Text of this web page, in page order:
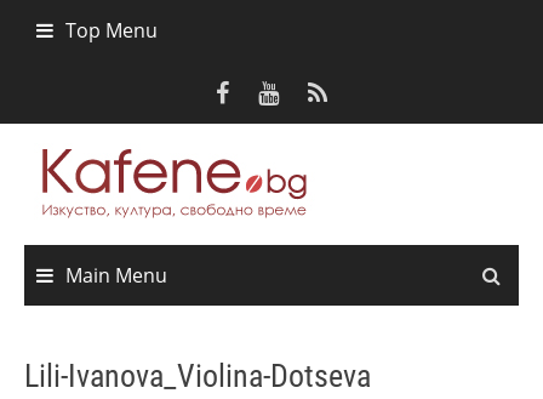
Top Menu
Main Menu
Lili-Ivanova_Violina-Dotseva